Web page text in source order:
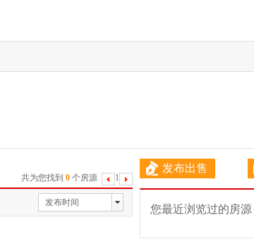
共为您找到 0 个房源 1
下
页
发布时间
发布出售
您最近浏览过的房源